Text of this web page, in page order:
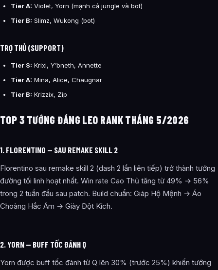
Tier A: Violet, Yorn (mạnh cả jungle và bot)
Tier B: Slimz, Wukong (bot)
TRỢ THỦ (SUPPORT)
Tier S: Krixi, Y’bneth, Annette
Tier A: Mina, Alice, Chaugnar
Tier B: Krizzix, Zip
TOP 3 TƯỚNG ĐÁNG LEO RANK THÁNG 5/2026
1. FLORENTINO — SAU REMAKE SKILL 2
Florentino sau remake skill 2 (dash 2 lần liên tiếp) trở thành tướng
đường tối linh hoạt nhất. Win rate Cao Thủ tăng từ 49% → 56%
trong 2 tuần đầu sau patch. Build chuẩn: Giáp Hộ Mệnh → Áo
Choàng Hắc Ám → Giày Đột Kích.
2. YORN — BUFF TỐC ĐÁNH Q
Yorn được buff tốc đánh từ Q lên 30% (trước 25%) khiến tướng